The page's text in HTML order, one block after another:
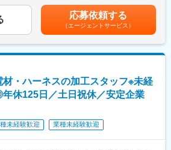
ノづくりの最前線に立てる営業です。自動
など世界を動かす製品に関わることができま
の信頼を武器に営業できる環境です。「提案
頼される営業」という強みがあります。
程度
度（日帰り～1泊）※県外の仕入先の素材メー
年
客様のニーズをヒアリング
へ納品を行う
工企業とのやり取りが発生します。
ん。
カーがメイン顧客となります（※事務所から車
定手当を含めた表記です。応募依頼する
（エージェントサービス）
材・ハーネスの加工スタッフ※未経
休125日／土日祝休／安定企業
未経験歓迎 業種未経験歓迎